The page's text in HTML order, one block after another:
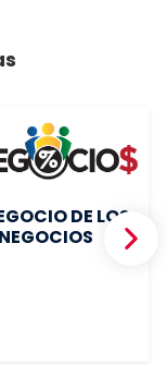
DE LOS
NEGOCIOS